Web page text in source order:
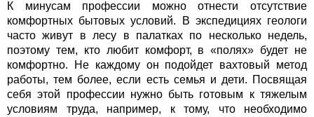
К минусам профессии можно отнести отсутствие
комфортных бытовых условий. В экспедициях геологи
часто живут в лесу в палатках по несколько недель,
поэтому тем, кто любит комфорт, в «полях» будет не
комфортно. Не каждому он подойдет вахтовый метод
работы, тем более, если есть семья и дети. Посвящая
себя этой профессии нужно быть готовым к тяжелым
условиям труда, например, к тому, что необходимо